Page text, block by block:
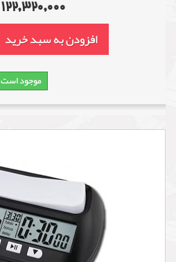
122,320,000 ریال
افزودن به سبد خرید
موجود است